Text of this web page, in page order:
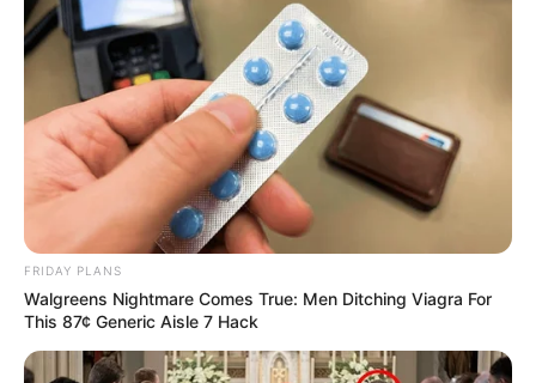
FRIDAY PLANS
Walgreens Nightmare Comes True: Men Ditching Viagra For
This 87¢ Generic Aisle 7 Hack